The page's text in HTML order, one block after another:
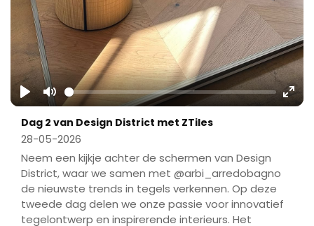
Play Mute
Dag 2 van Design District met ZTiles
28-05-2026
Neem een kijkje achter de schermen van Design
District, waar we samen met @arbi_arredobagno
de nieuwste trends in tegels verkennen. Op deze
tweede dag delen we onze passie voor innovatief
tegelontwerp en inspirerende interieurs. Het